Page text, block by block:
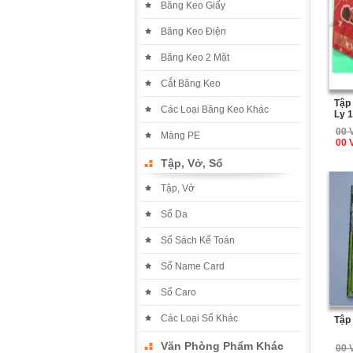
Băng Keo Giấy
Băng Keo Điện
Băng Keo 2 Mặt
Cắt Băng Keo
Các Loại Băng Keo Khác
Màng PE
Tập, Vở, Sổ
Tập, Vở
Sổ Da
Sổ Sách Kế Toán
Sổ Name Card
Sổ Caro
Các Loại Sổ Khác
Văn Phòng Phẩm Khác
Tập
Ly
00
00
Tập
00